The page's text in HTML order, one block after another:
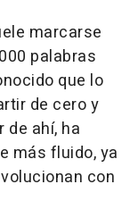
marcarse
palabras
que lo
de cero y
ahí, ha
más fluido, ya
con